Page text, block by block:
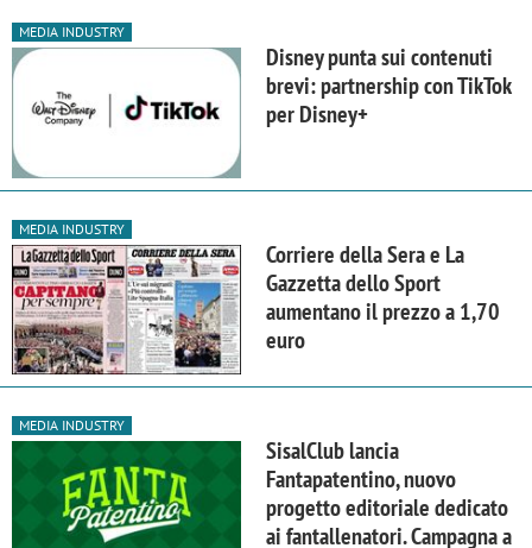
MEDIA INDUSTRY
Disney punta sui contenuti
brevi: partnership con TikTok
per Disney+
MEDIA INDUSTRY
Corriere della Sera e La
Gazzetta dello Sport
aumentano il prezzo a 1,70
euro
MEDIA INDUSTRY
SisalClub lancia
Fantapatentino, nuovo
progetto editoriale dedicato
ai fantallenatori. Campagna a